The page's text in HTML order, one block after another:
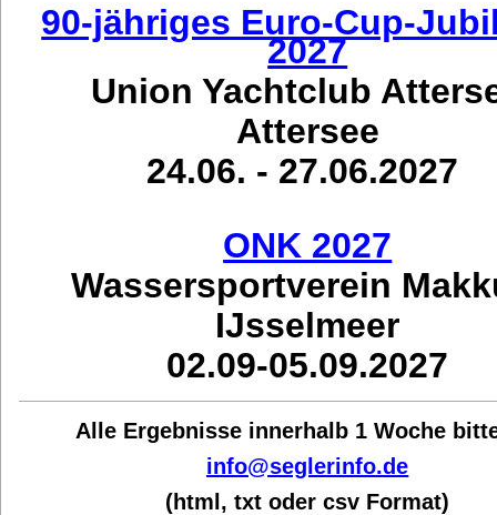
90-jähriges Euro-Cup-
2027
Union Yachtclub
Attersee
24.06. - 27.06.2027
ONK 2027
Wassersportverein
IJsselmeer
02.09-05.09.2027
Alle Ergebnisse innerhalb 1 Woche bit
info@seglerinfo.de
(html, txt oder csv Format)